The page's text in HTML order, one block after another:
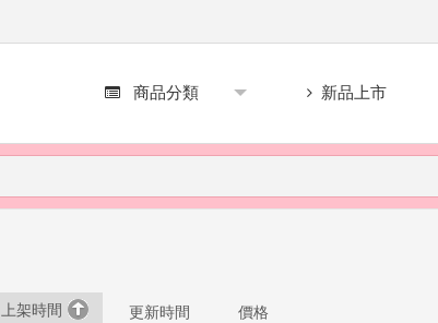
商品分類 新品上市
上架時間 更新時間 價格